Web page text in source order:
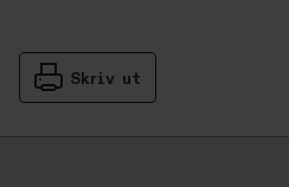
Skriv ut